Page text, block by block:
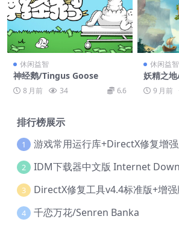
休闲益智
神经鹅/Tingus Goose
8 月前 34 6.6
休闲益智
妖精之
9 月前
排行榜展示
1 游戏常用运行库+DirectX修复增
2
3 DirectX修复工具v4.4标准版+增
4 千恋万花/Senren Banka